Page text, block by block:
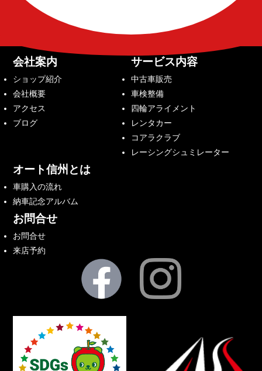
会社案内
ショップ紹介
会社概要
アクセス
ブログ
サービス内容
中古車販売
車検整備
四輪アライメント
レンタカー
コアラクラブ
レーシングシュミレーター
オート信州とは
車購入の流れ
納車記念アルバム
お問合せ
お問合せ
来店予約